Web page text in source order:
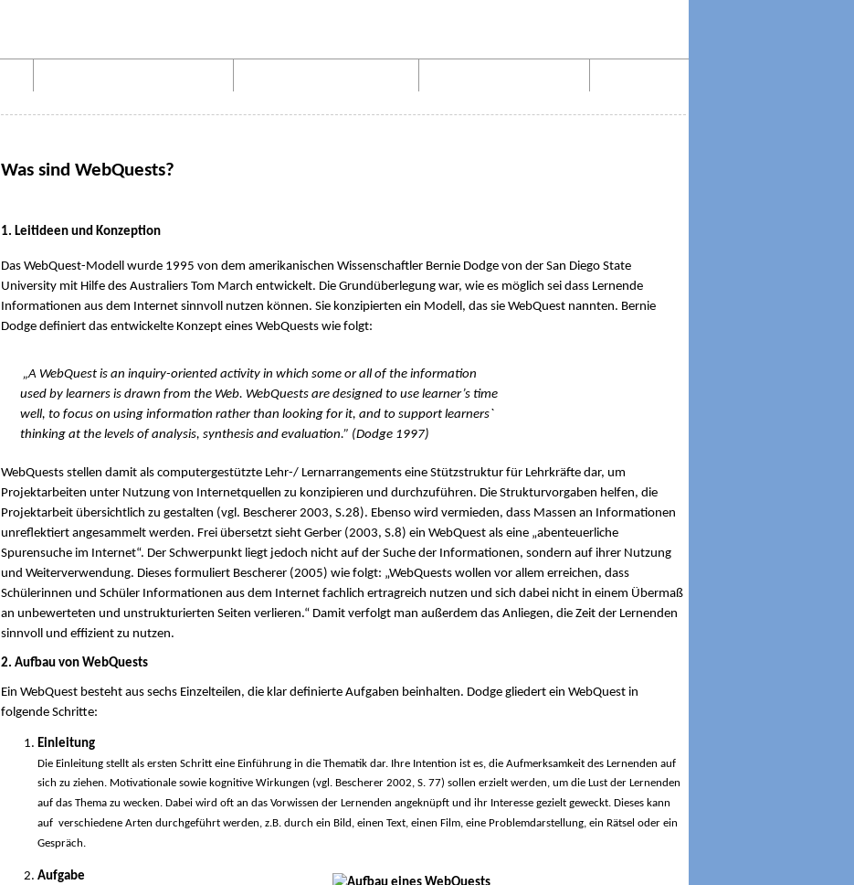
Was sind WebQuests?
1. Leitideen und Konzeption
Das WebQuest-Modell wurde 1995 von dem amerikanischen Wissenschaftler Bernie Dodge von der San Diego State
University mit Hilfe des Australiers Tom March entwickelt. Die Grundüberlegung war, wie es möglich sei dass Lernende
Informationen aus dem Internet sinnvoll nutzen können. Sie konzipierten ein Modell, das sie WebQuest nannten. Bernie
Dodge definiert das entwickelte Konzept eines WebQuests wie folgt:
„A WebQuest is an inquiry-oriented activity in which some or all of the information
used by learners is drawn from the Web. WebQuests are designed to use learner’s time
well, to focus on using information rather than looking for it, and to support learners`
thinking at the levels of analysis, synthesis and evaluation.” (Dodge 1997)
WebQuests stellen damit als computergestützte Lehr-/ Lernarrangements eine Stützstruktur für Lehrkräfte dar, um
Projektarbeiten unter Nutzung von Internetquellen zu konzipieren und durchzuführen. Die Strukturvorgaben helfen, die
Projektarbeit übersichtlich zu gestalten (vgl. Bescherer 2003, S.28). Ebenso wird vermieden, dass Massen an Informationen
unreflektiert angesammelt werden. Frei übersetzt sieht Gerber (2003, S.8) ein WebQuest als eine „abenteuerliche
Spurensuche im Internet“. Der Schwerpunkt liegt jedoch nicht auf der Suche der Informationen, sondern auf ihrer Nutzung
und Weiterverwendung. Dieses formuliert Bescherer (2005) wie folgt: „WebQuests wollen vor allem erreichen, dass
Schülerinnen und Schüler Informationen aus dem Internet fachlich ertragreich nutzen und sich dabei nicht in einem Übermaß
an unbewerteten und unstrukturierten Seiten verlieren.“ Damit verfolgt man außerdem das Anliegen, die Zeit der Lernenden
sinnvoll und effizient zu nutzen.
2. Aufbau von WebQuests
Ein WebQuest besteht aus sechs Einzelteilen, die klar definierte Aufgaben beinhalten. Dodge gliedert ein WebQuest in
folgende Schritte:
Einleitung
Die Einleitung stellt als ersten Schritt eine Einführung in die Thematik dar. Ihre Intention ist es, die Aufmerksamkeit des Lernenden auf
sich zu ziehen. Motivationale sowie kognitive Wirkungen (vgl. Bescherer 2002, S. 77) sollen erzielt werden, um die Lust der Lernenden
auf das Thema zu wecken. Dabei wird oft an das Vorwissen der Lernenden angeknüpft und ihr Interesse gezielt geweckt. Dieses kann
auf verschiedene Arten durchgeführt werden, z.B. durch ein Bild, einen Text, einen Film, eine Problemdarstellung, ein Rätsel oder ein
Gespräch.
Aufgabe